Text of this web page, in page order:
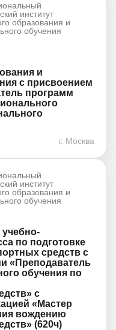
институт
образования и
обучения
и
с присвоением
программ
г. Москва
институт
образования и
обучения
по подготовке
средств с
«Преподаватель
обучения по
с
«Мастер
вождению
(620ч)